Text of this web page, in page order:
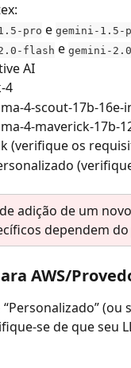
pro e gemini-1.5-
flash e gemini-
AI
4
4-scout-17b-16e-
4-maverick-17b-
(verifique os
adição de um
dependem
AWS/
“Personalizado”
se de que seu